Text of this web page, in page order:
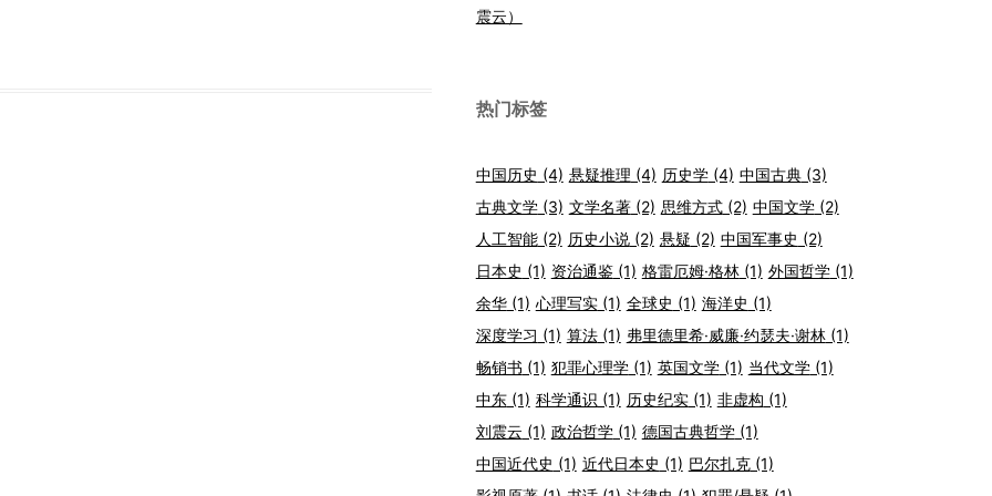
震云）
热门标签
中国历史 (4) 悬疑推理 (4) 历史学(4) 中国古典(3)
古典文学(3) 文学名著(2) 思维方式(2) 中国文学(2)
人工智能(2) 历史小说(2) 悬疑 (2) 中国军事史 (2)
日本史 (1) 资治通鉴(1) 格雷厄姆·格林(1) 外国哲学(1)
余华(1) 心理写实(1) 全球史 (1) 海洋史 (1)
深度学习 (1) 算法(1) 弗里德里希·威廉·约瑟夫·谢林(1)
畅销书 (1) 犯罪心理学(1) 英国文学(1) 当代文学(1)
中东(1) 科学通识 (1) 历史纪实(1) 非虚构 (1)
刘震云 (1) 政治哲学(1) 德国古典哲学(1)
中国近代史 (1) 近代日本史 (1) 巴尔扎克(1)